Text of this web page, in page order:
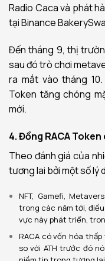
Radio Caca và phát
tại Binance
Đến tháng 9, thị
sau đó trò chơi
ra mắt vào tháng
Token tăng chóng
mới.
4. Đồng RACA
Theo đánh giá của
tương lai bởi một số lý
NFT, Gamefi,
trong các năm tới,
vực này phát triển,
RACA có vốn hóa
so với ATH trước đó